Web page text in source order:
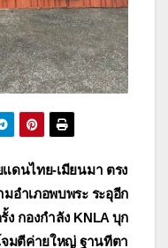
แดนไทย-เมียนมา ตรง
มอำเภอพบพระ ระอุอีก
ง กองกำลัง KNLA บุก
มตีค่ายใหญ่ ฐานทีตา